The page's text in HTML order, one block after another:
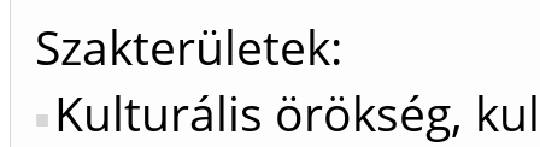
Szakterületek:
Kulturális örökség,